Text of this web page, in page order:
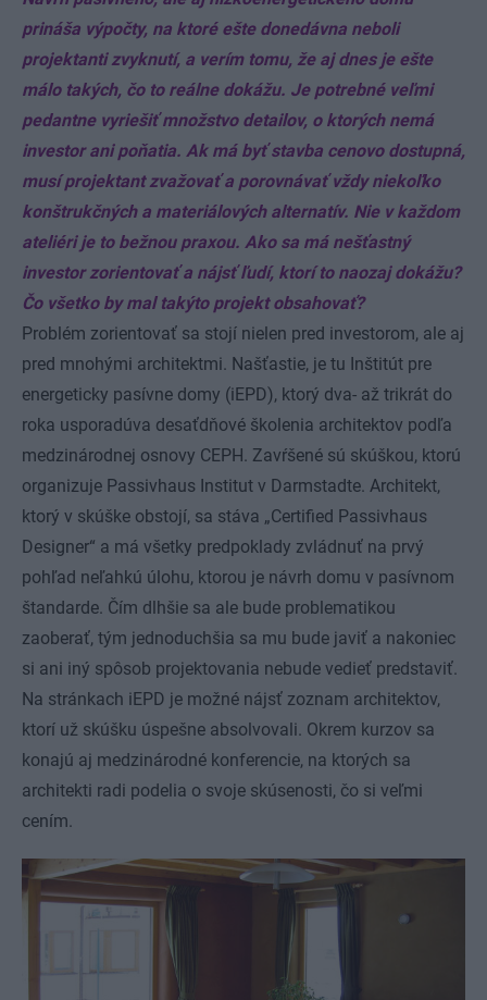
prináša výpočty, na ktoré ešte donedávna neboli
projektanti zvyknutí, a verím tomu, že aj dnes je ešte
málo takých, čo to reálne dokážu. Je potrebné veľmi
pedantne vyriešiť množstvo detailov, o ktorých nemá
investor ani poňatia. Ak má byť stavba cenovo dostupná,
musí projektant zvažovať a porovnávať vždy niekoľko
konštrukčných a materiálových alternatív. Nie v každom
ateliéri je to bežnou praxou. Ako sa má nešťastný
investor zorientovať a nájsť ľudí, ktorí to naozaj dokážu?
Čo všetko by mal takýto projekt obsahovať?
Problém zorientovať sa stojí nielen pred investorom, ale aj
pred mnohými architektmi. Našťastie, je tu Inštitút pre
energeticky pasívne domy (iEPD), ktorý dva- až trikrát do
roka usporadúva desaťdňové školenia architektov podľa
medzinárodnej osnovy CEPH. Zavŕšené sú skúškou, ktorú
organizuje Passivhaus Institut v Darmstadte. Architekt,
ktorý v skúške obstojí, sa stáva „Certified Passivhaus
Designer“ a má všetky predpoklady zvládnuť na prvý
pohľad neľahkú úlohu, ktorou je návrh domu v pasívnom
štandarde. Čím dlhšie sa ale bude problematikou
zaoberať, tým jednoduchšia sa mu bude javiť a nakoniec
si ani iný spôsob projektovania nebude vedieť predstaviť.
Na stránkach iEPD je možné nájsť zoznam architektov,
ktorí už skúšku úspešne absolvovali. Okrem kurzov sa
konajú aj medzinárodné konferencie, na ktorých sa
architekti radi podelia o svoje skúsenosti, čo si veľmi
cením.